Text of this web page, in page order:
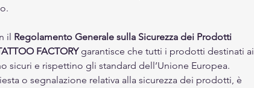
il Regolamento Generale sulla Sicurezza dei Prodotti
FACTORYgarantisce che tutti i prodotti destinati ai
sicuri e rispettino gli standard dell’Unione Europea.
o segnalazione relativa alla sicurezza dei prodotti, è